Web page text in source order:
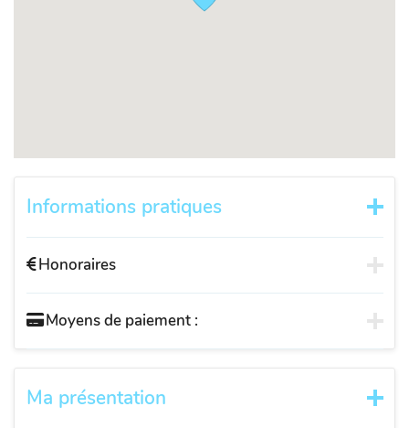
Informations pratiques
Honoraires
Moyens de paiement :
Ma présentation